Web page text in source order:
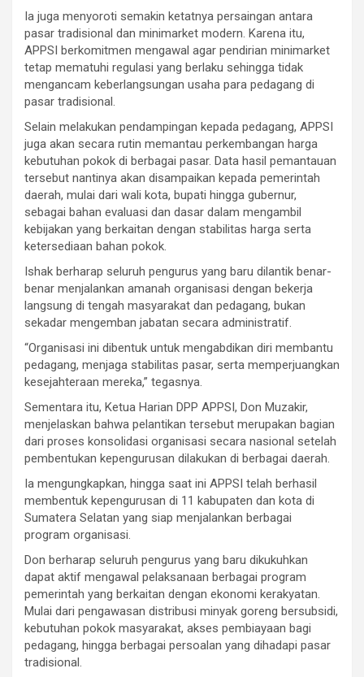
Ia juga menyoroti semakin ketatnya persaingan antara
pasar tradisional dan minimarket modern. Karena itu,
APPSI berkomitmen mengawal agar pendirian minimarket
tetap mematuhi regulasi yang berlaku sehingga tidak
mengancam keberlangsungan usaha para pedagang di
pasar tradisional.
Selain melakukan pendampingan kepada pedagang, APPSI
juga akan secara rutin memantau perkembangan harga
kebutuhan pokok di berbagai pasar. Data hasil pemantauan
tersebut nantinya akan disampaikan kepada pemerintah
daerah, mulai dari wali kota, bupati hingga gubernur,
sebagai bahan evaluasi dan dasar dalam mengambil
kebijakan yang berkaitan dengan stabilitas harga serta
ketersediaan bahan pokok.
Ishak berharap seluruh pengurus yang baru dilantik benar-
benar menjalankan amanah organisasi dengan bekerja
langsung di tengah masyarakat dan pedagang, bukan
sekadar mengemban jabatan secara administratif.
“Organisasi ini dibentuk untuk mengabdikan diri membantu
pedagang, menjaga stabilitas pasar, serta memperjuangkan
kesejahteraan mereka,” tegasnya.
Sementara itu, Ketua Harian DPP APPSI, Don Muzakir,
menjelaskan bahwa pelantikan tersebut merupakan bagian
dari proses konsolidasi organisasi secara nasional setelah
pembentukan kepengurusan dilakukan di berbagai daerah.
Ia mengungkapkan, hingga saat ini APPSI telah berhasil
membentuk kepengurusan di 11 kabupaten dan kota di
Sumatera Selatan yang siap menjalankan berbagai
program organisasi.
Don berharap seluruh pengurus yang baru dikukuhkan
dapat aktif mengawal pelaksanaan berbagai program
pemerintah yang berkaitan dengan ekonomi kerakyatan.
Mulai dari pengawasan distribusi minyak goreng bersubsidi,
kebutuhan pokok masyarakat, akses pembiayaan bagi
pedagang, hingga berbagai persoalan yang dihadapi pasar
tradisional.